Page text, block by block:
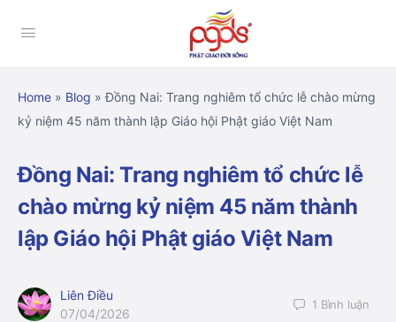
Home » Blog »Đồng Nai: Trang nghiêm tổ chức lễ chào mừng
kỷ niệm 45 năm thành lập Giáo hội Phật giáo Việt Nam
Đồng Nai: Trang nghiêm tổ chức lễ
chào mừng kỷ niệm 45 năm thành
lập Giáo hội Phật giáo Việt Nam
Liên Điều
07/04/2026
1 Bình luận